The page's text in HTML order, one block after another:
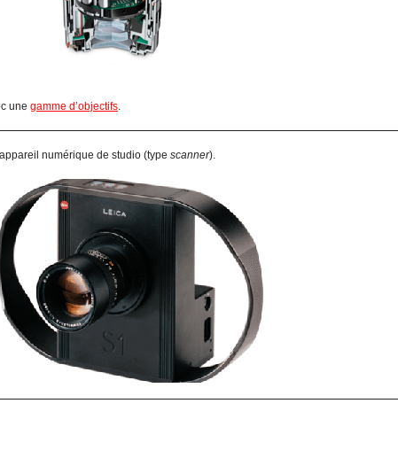
une gamme d’objectifs
numérique de studio (typescanner).